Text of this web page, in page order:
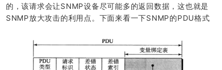
的，该请求会让SNMP设备尽可能多的返回数据，这也就是
SNMP放大攻击的利用点。下面来看一下SNMP的PDU格式